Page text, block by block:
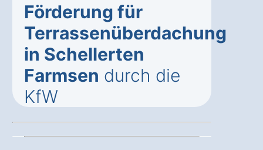
Förderung für
Terrassenüberdachung
in Schellerten
Farmsen durch die
KfW